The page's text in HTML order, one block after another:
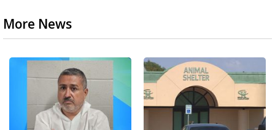
More News